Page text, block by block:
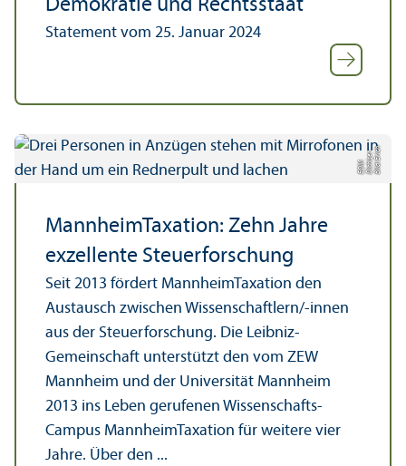
Demokratie und Rechts­staat
Statement vom 25. Januar 2024
Bil
d: E
ri
ch
Di
c
hi s
e
rE
D
M
MannheimTaxation: Zehn Jahre
exzellente Steuerforschung
Seit 2013 fördert MannheimTaxation den
Austausch zwischen Wissenschaft­lern/-innen
aus der Steuerforschung. Die Leibniz-
Gemeinschaft unter­stützt den vom ZEW
Mannheim und der Universität Mannheim
2013 ins Leben gerufenen Wissenschafts­
Campus MannheimTaxation für weitere vier
Jahre. Über den ...